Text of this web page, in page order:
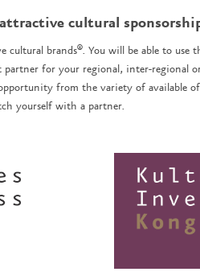
cultural
cultural brands®. You will be able to use
partner for your regional, inter-regional
from the variety of available
yourself with a partner.